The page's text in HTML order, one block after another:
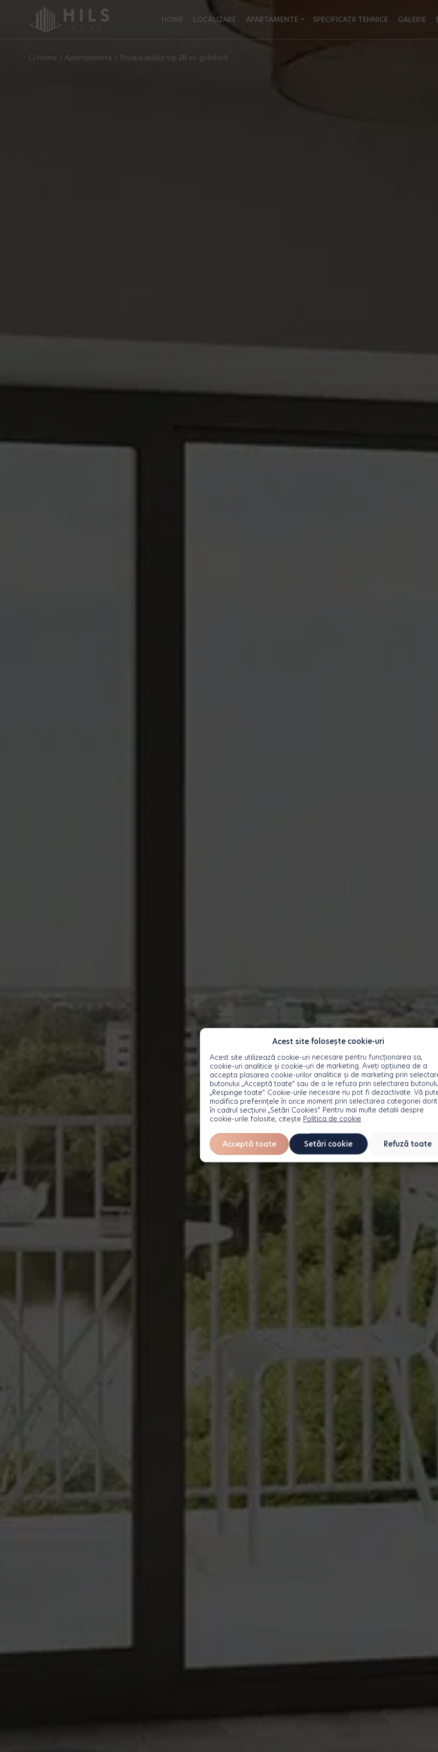
Acest site folosește cookie-uri
Acest site utilizează cookie-uri necesare pentru funcționarea sa,
cookie-uri analitice și cookie-uri de marketing. Aveți opțiunea de a
accepta plasarea cookie-urilor analitice și de marketing prin
butonului „Acceptă toate” sau de a le refuza prin selectarea
„Respinge toate”. Cookie-urile necesare nu pot fi dezactivate. Vă
modifica preferințele în orice moment prin selectarea categoriei
în cadrul secțiunii „Setări Cookies”. Pentru mai multe detalii despre
cookie-urile folosite, citește Politica de cookie
Acceptă toate Refuză toate
Setări cookie
HOME LOCALIZARE APARTAMENTE SPECIFICAȚII TEHNICE GALERIE
Home / Apartamente / Studio dublu tip 2B cu grădină